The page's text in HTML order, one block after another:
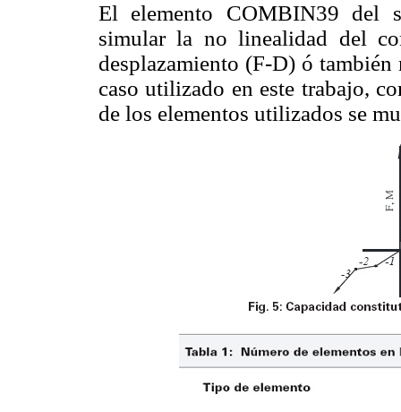
El elemento COMBIN39 del
simular la no linealidad del
desplazamiento (F-D) ó
caso utilizado en este trabajo,
de los elementos utilizados se